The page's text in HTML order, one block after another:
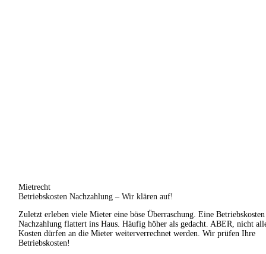
Mietrecht
Betriebskosten Nachzahlung – Wir klären auf!
Zuletzt erleben viele Mieter eine böse Überraschung. Eine Betriebskosten
Nachzahlung flattert ins Haus. Häufig höher als gedacht. ABER, nicht
Kosten dürfen an die Mieter weiterverrechnet werden. Wir prüfen Ihre
Betriebskosten!